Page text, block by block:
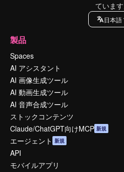
ています
日本語
製品
Spaces
AI アシスタント
AI 画像生成ツール
AI 動画生成ツール
AI 音声合成ツール
ストックコンテンツ
Claude/ChatGPT向けMCP 新規
エージェント 新規
API
モバイルアプリ